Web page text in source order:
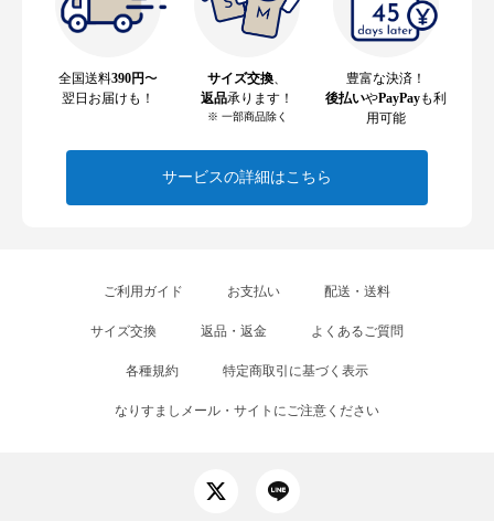
全国送料390円〜
翌日お届けも！
サイズ交換
返品承ります！
※ 一部商品除く
豊富な決済！
後払いやPayPayも利
用可能
サービスの詳細はこちら
ご利用ガイド お支払い 配送・送料
サイズ交換 返品・返金 よくあるご質問
各種規約 特定商取引に基づく表示
なりすましメール・サイトにご注意ください